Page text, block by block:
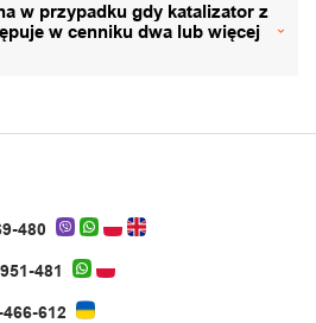
w przypadku gdy katalizator z
w cenniku dwa lub więcej
480
481
612